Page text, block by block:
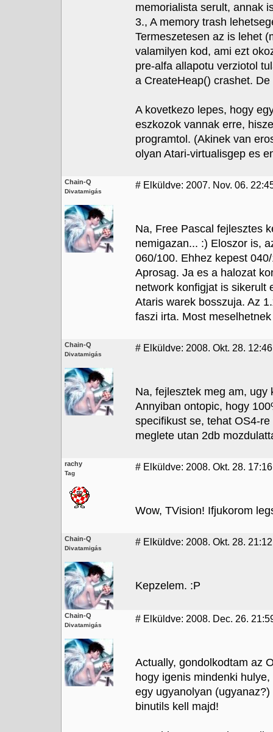
memorialista serult, annak
3., A memory trash
Termeszetesen az is lehet
valamilyen kod, ami ezt
pre-alfa allapotu verziotol
a CreateHeap() crashet.
A kovetkezo lepes, hogy
eszkozok vannak erre,
programtol. (Akinek van
olyan Atari-virtualisgep es
Chain-Q
Divatamigás
# Elküldve: 2007. Nov. 06.
Na, Free Pascal fejlesztes
nemigazan... :) Eloszor is,
060/100. Ehhez kepest
Aprosag. Ja es a halozat
network konfigjat is sikerult
Ataris warek bosszuja. Az
faszi irta. Most
Chain-Q
Divatamigás
# Elküldve: 2008. Okt. 28. 12:46
Na, fejlesztek meg am,
Annyiban ontopic, hogy
specifikust se, tehat OS4-
meglete utan 2db
rachy
Tag
# Elküldve: 2008. Okt. 28. 17:16
Wow, TVision! Ifjukorom
Chain-Q
Divatamigás
# Elküldve: 2008. Okt. 28. 21:12
Kepzelem. :P
Chain-Q
Divatamigás
# Elküldve: 2008. Dec. 26.
Actually, gondolkodtam az
hogy igenis mindenki
egy ugyanolyan
binutils kell majd!